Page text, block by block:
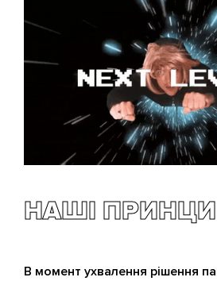
динамічні рішення при
модель функціонала
поведінку та адаптація до
пощастить скористатися вашим
НАШІ
В момент ухвалення рішення